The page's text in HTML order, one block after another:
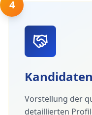
4
Vorstellung der
detaillierten